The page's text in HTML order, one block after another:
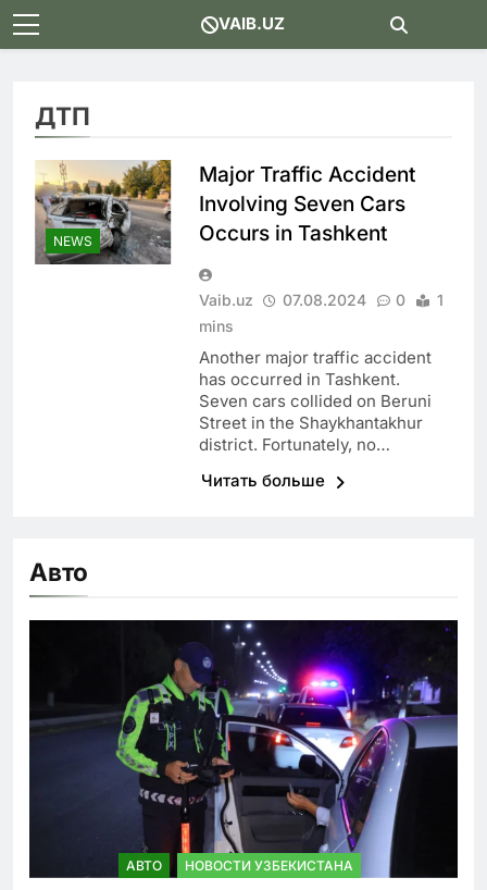
Skip
to
VAIB.UZ
ДТП
NEWS
Major Traffic Accident
Involving Seven Cars
Occurs in Tashkent
Vaib.uz 07.08.2024 0
1
mins
Another major traffic accident
has occurred in Tashkent.
Seven cars collided on Beruni
Street in the Shaykhantakhur
district. Fortunately, no…
Читать больше
Авто
АВТО НОВОСТИ УЗБЕКИСТАНА